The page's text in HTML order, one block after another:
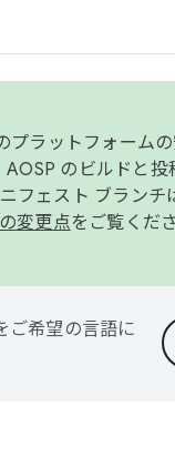
ラットフォーム
のビルドと投
フェスト ブランチ
変更点をご覧くだ
ご希望の言語に